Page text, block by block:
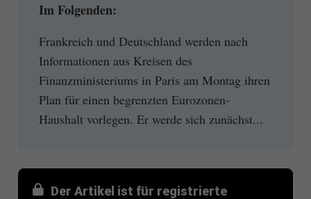
Im Folgenden:
Frankreich und Deutschland werden nach
Informationen aus Kreisen des
Finanzministeriums in Paris am Montag ihren
Plan für einen begrenzten Eurozonen-
Haushalt vorlegen. Er werde sich zunächst...
Der Artikel ist für registrierte